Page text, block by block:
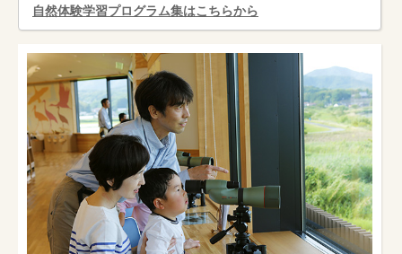
自然体験学習プログラム集はこちらから